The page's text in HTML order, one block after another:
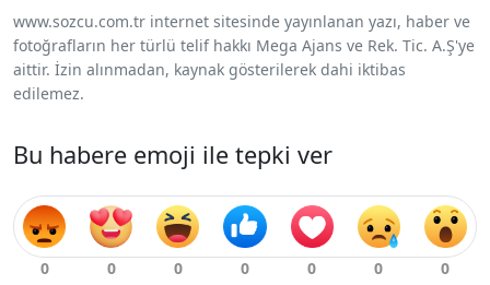
www.sozcu.com.tr internet sitesinde yayınlanan yazı, haber ve
fotoğrafların her türlü telif hakkı Mega Ajans ve Rek. Tic. A.Ş'ye
aittir. İzin alınmadan, kaynak gösterilerek dahi iktibas
edilemez.
Bu habere emoji ile tepki ver